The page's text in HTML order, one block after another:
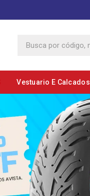
Vestuario E Calcados